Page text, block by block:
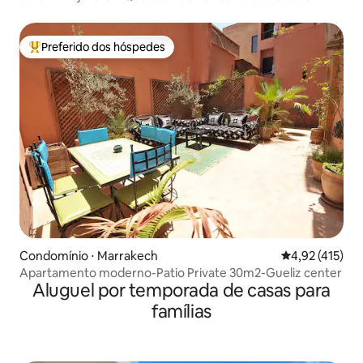
Entre os melhores preferidos dos hóspedes
Preferido dos hóspedes
Condomínio ⋅ Marrakech 4,92 de uma
4,92 (415)
Apartamento moderno-Patio Private 30m2-Gueliz center
Aluguel por temporada de casas para
famílias